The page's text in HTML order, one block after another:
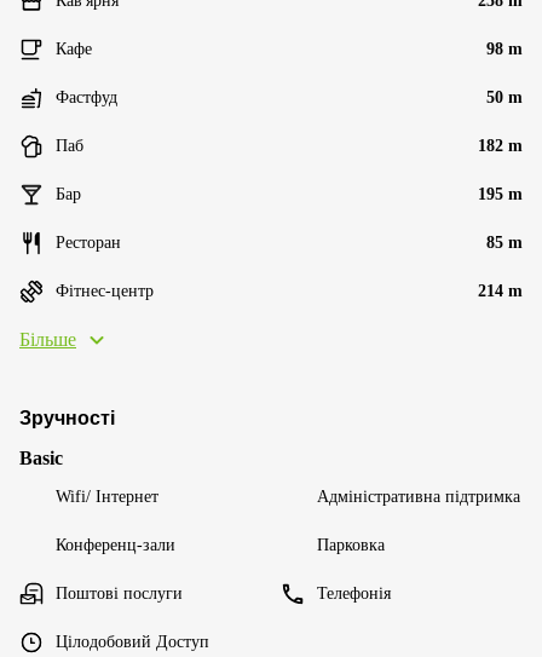
Кафе 98 m
Фастфуд 50 m
Паб 182 m
Бар 195 m
Ресторан 85 m
Фітнес-центр 214 m
Більше
Зручності
Basic
Wifi/ Інтернет Адміністративна підтримка
Конференц-зали Парковка
Поштові послуги Телефонія
Цілодобовий Доступ